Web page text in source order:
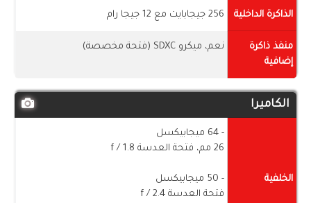
الذاكرة الداخلية 256 جيجابايت مع 12 جيجا رام
منفذ ذاكرة
إضافية
نعم، ميكرو SDXC (فتحة مخصصة)
الكاميرا
الخلفية
- 64 ميجابيكسل
26 مم، فتحة العدسة f / 1.8
- 50 ميجابيكسل
فتحة العدسة f / 2.4